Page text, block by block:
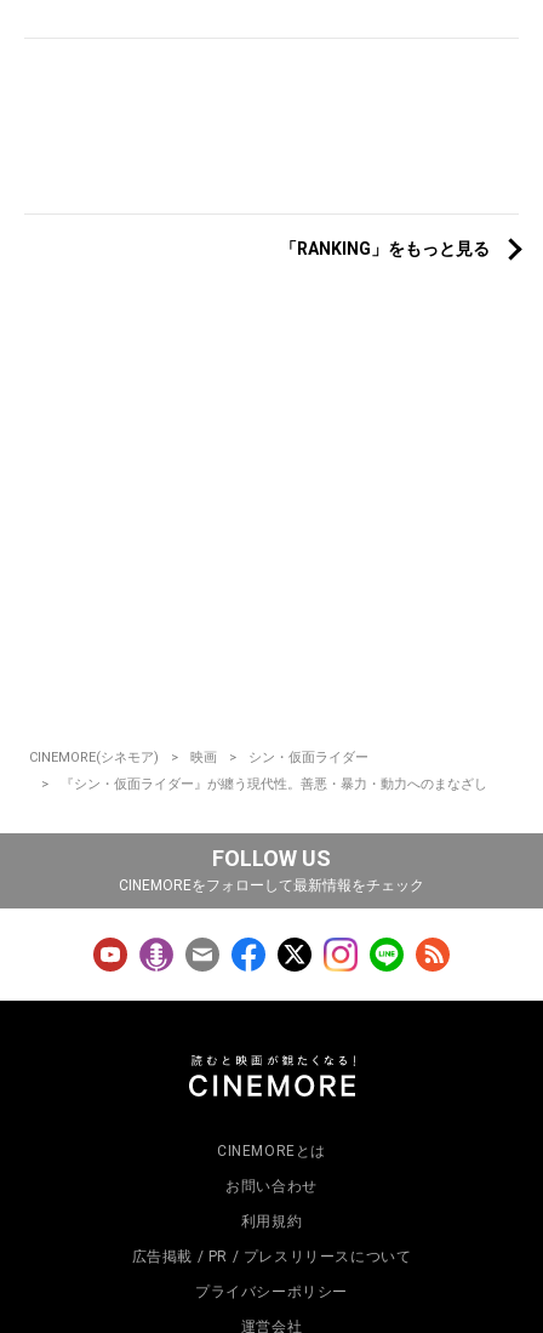
「RANKING」をもっと見る
CINEMORE(シネモア) 映画
シン・仮面ライダー
『シン・仮面ライダー』が纏う現代性。善悪・暴力・動力へのまなざし
FOLLOW US
CINEMOREをフォローして最新情報をチェック
CINEMOREとは
お問い合わせ
利用規約
広告掲載 / PR / プレスリリースについて
プライバシーポリシー
運営会社